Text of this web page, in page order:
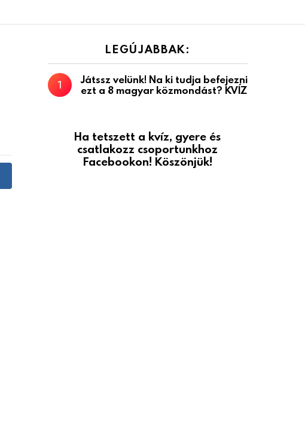
LEGÚJABBAK:
Játssz velünk! Na ki tudja befejezni
ezt a 8 magyar közmondást? KVÍZ
Ha tetszett a kvíz, gyere és
csatlakozz csoportunkhoz
Facebookon! Köszönjük!